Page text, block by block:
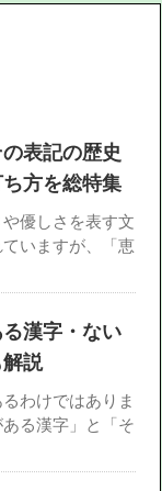
表記の歴史
方を総特集
や優しさを表す文
いますが、「恵
漢字・ない
説
わけではありま
る漢字」と「そ